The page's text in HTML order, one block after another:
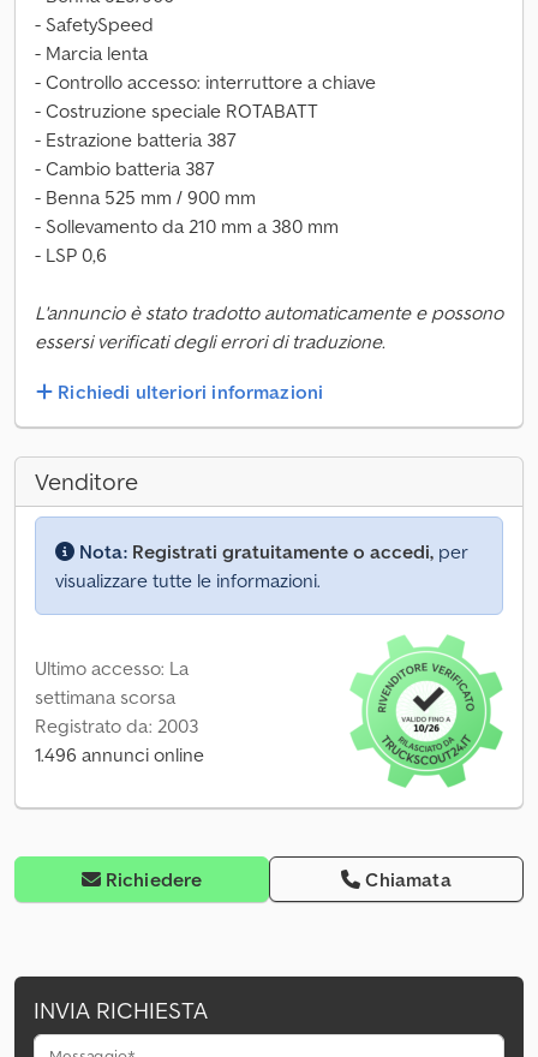
- SafetySpeed
- Marcia lenta
- Controllo accesso: interruttore a chiave
- Costruzione speciale ROTABATT
- Estrazione batteria 387
- Cambio batteria 387
- Benna 525 mm / 900 mm
- Sollevamento da 210 mm a 380 mm
- LSP 0,6
L'annuncio è stato tradotto automaticamente e possono
essersi verificati degli errori di traduzione.
Richiedi ulteriori informazioni
Venditore
Nota: Registrati gratuitamente o accedi, per
visualizzare tutte le informazioni.
Ultimo accesso: La
settimana scorsa
Registrato da: 2003
1.496 annunci online
Richiedere Chiamata
INVIA RICHIESTA